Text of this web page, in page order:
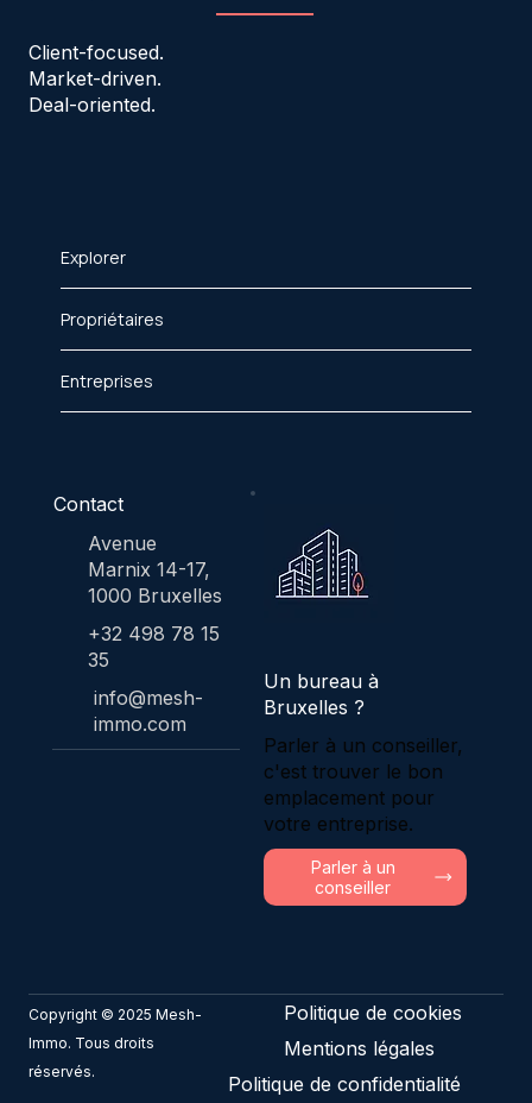
Client-focused.
Market-driven.
Deal-oriented.
Explorer
Propriétaires
Entreprises
Contact
Avenue
Marnix 14-17,
1000 Bruxelles
+32 498 78 15
35
info@mesh-
immo.com
Un bureau à
Bruxelles ?
Parler à un conseiller,
c'est trouver le bon
emplacement pour
votre entreprise.
Parler à un
conseiller
Copyright © 2025 Mesh-
Immo. Tous droits
réservés.
Politique de cookies
Mentions légales
Politique de confidentialité